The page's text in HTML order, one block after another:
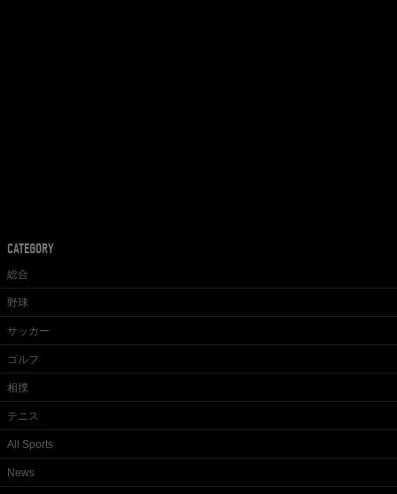
CATEGORY
総合
野球
サッカー
ゴルフ
相撲
テニス
All Sports
News